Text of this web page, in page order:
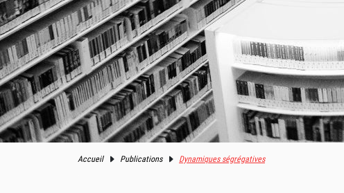
Accueil Publications Dynamiques ségrégatives